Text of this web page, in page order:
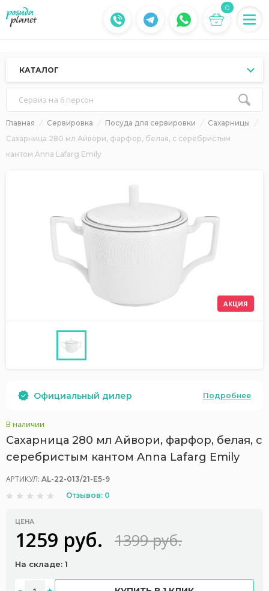
0
КАТАЛОГ
Сервиз на 6 персон
Главная Сервировка Посуда для сервировки
Сахарницы
Сахарница 280 мл Айвори, фарфор, белая, с серебристым
кантом Anna Lafarg Emily
АКЦИЯ
Официальный дилер Подробнее
В наличии
Сахарница 280 мл Айвори, фарфор, белая, с
серебристым кантом Anna Lafarg Emily
АРТИКУЛ: AL-22-013/21-E5-9
Отзывов: 0
ЦЕНА
1259 руб. 1399 руб.
На складе: 1